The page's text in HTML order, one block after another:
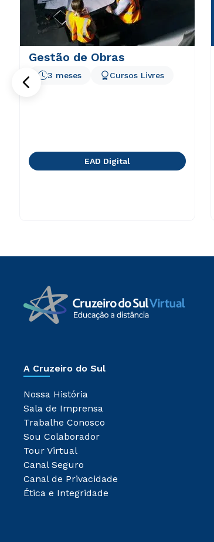
Gestão de Obras
3 meses Cursos Livres
EAD Digital
A Cruzeiro do Sul
Nossa História
Sala de Imprensa
Trabalhe Conosco
Sou Colaborador
Tour Virtual
Canal Seguro
Canal de Privacidade
Ética e Integridade